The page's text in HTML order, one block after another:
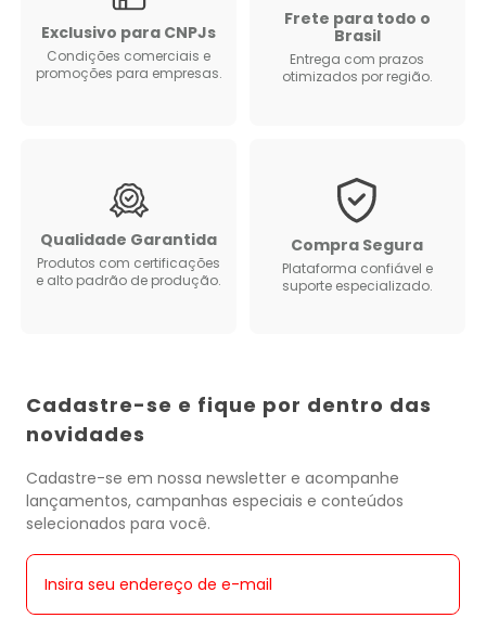
Exclusivo para CNPJs
Condições comerciais e
promoções para empresas.
Frete para todo o
Brasil
Entrega com prazos
otimizados por região.
Qualidade Garantida
Produtos com certificações
e alto padrão de produção.
Compra Segura
Plataforma confiável e
suporte especializado.
Cadastre-se e fique por dentro das
novidades
Cadastre-se em nossa newsletter e acompanhe
lançamentos, campanhas especiais e conteúdos
selecionados para você.